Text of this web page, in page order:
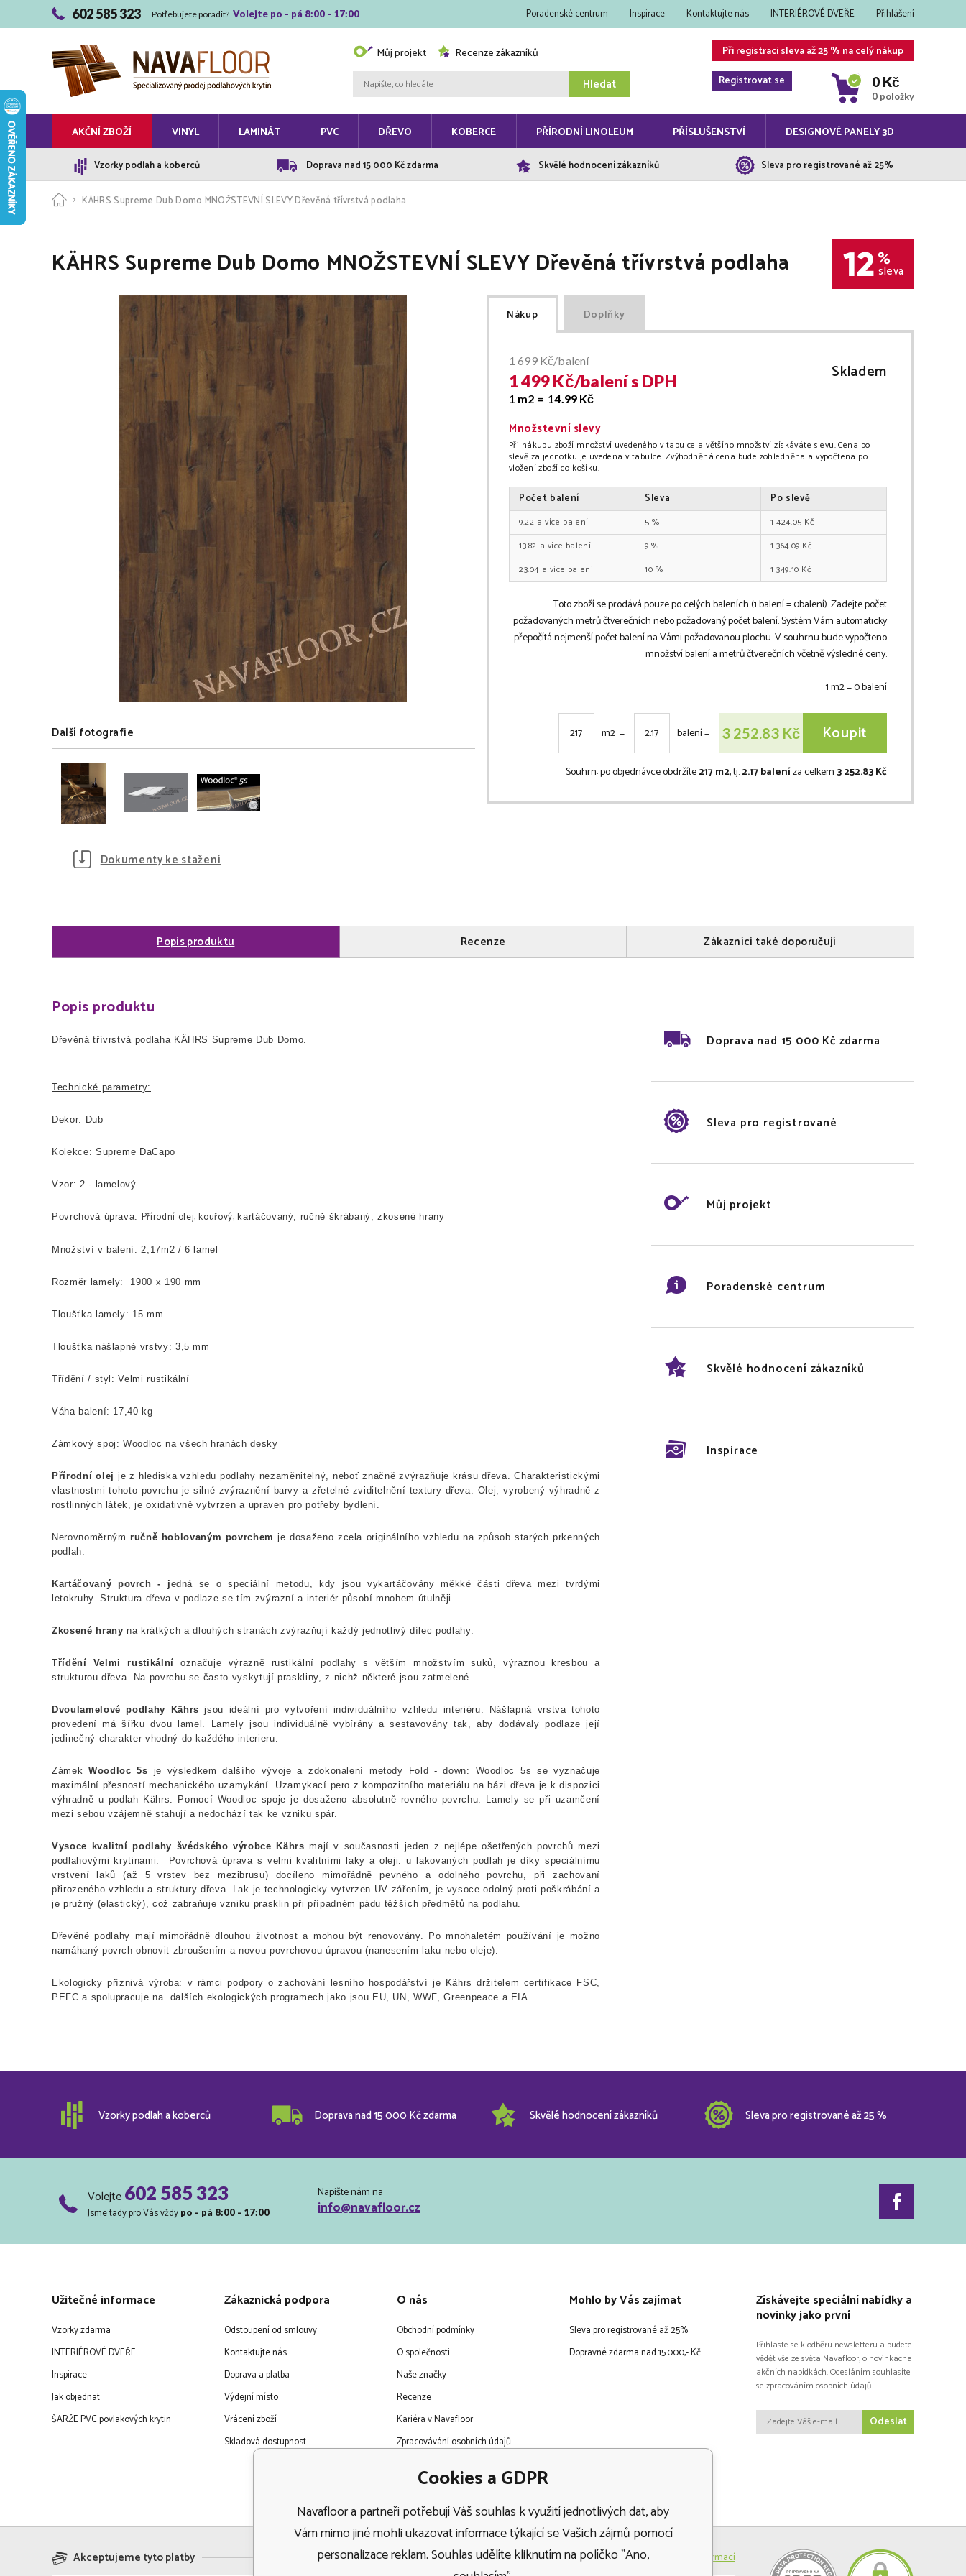
602 585 323 Potřebujete poradit? Volejte po - pá 8:00 - 17:00 Poradenské centrum Inspirace Kontaktujte nás INTERIÉROVÉ DVEŘE Přihlášení
Můj projekt Recenze zákazníků
Hledat
Při registraci sleva až 25 % na celý nákup
Registrovat se
0 Kč
0 položky
AKČNÍ ZBOŽÍ VINYL LAMINÁT PVC DŘEVO KOBERCE PŘÍRODNÍ LINOLEUM PŘÍSLUŠENSTVÍ DESIGNOVÉ PANELY 3D
Vzorky podlah a koberců Doprava nad 15 000 Kč zdarma Skvělé hodnocení zákazníků Sleva pro registrované až 25%
KÄHRS Supreme Dub Domo MNOŽSTEVNÍ SLEVY Dřevěná třívrstvá podlaha
KÄHRS Supreme Dub Domo MNOŽSTEVNÍ SLEVY Dřevěná třívrstvá podlaha 12 %
sleva
Další fotografie
Dokumenty ke stažení
Nákup Doplňky
1 699Kč/balení
1 499Kč/balenís DPH
1 m2 = 14.99 Kč
Skladem
Množstevní slevy
Při nákupu zboží množství uvedeného v tabulce a většího množství získáváte slevu. Cena po
slevě za jednotku je uvedena v tabulce. Zvýhodněná cena bude zohledněna a vypočtena po
vložení zboží do košíku.
Počet balení Sleva Po slevě
9.22 balení 5 % 1 424.05 Kč
13.82
balení 9 % 1 364.09 Kč
23.04
balení 10 % 1 349.10 Kč
Toto zboží se prodává pouze po celých baleních (1 balení =0balení). Zadejte počet
požadovaných metrů čtverečních nebo požadovaný počet balení. Systém Vám automaticky
přepočítá nejmenší počet balení na Vámi požadovanou plochu. V souhrnu bude vypočteno
množství balení a metrů čtverečních včetně výsledné ceny.
1 m2 =0balení
m2 = balení= 3 252.83Kč Koupit
Souhrn:po objednávce obdržíte217 m2, tj.2.17 baleníza celkem3 252.83 Kč
Popis produktu Recenze Zákazníci také doporučují
Popis produktu
Dřevěná třívrstvá podlaha KÄHRS Supreme Dub Domo.
Technické parametry:
Dekor: Dub
Kolekce: Supreme DaCapo
Vzor: 2 - lamelový
Povrchová úprava: Přírodní olej, kouřový,kartáčovaný, ručně škrábaný, zkosené hrany
Množství v balení: 2,17m2 / 6 lamel
Rozměr lamely: 1900 x 190 mm
Tloušťka lamely: 15 mm
Tloušťka nášlapné vrstvy: 3,5 mm
Třídění / styl: Velmi rustikální
Váha balení: 17,40 kg
Zámkový spoj: Woodloc na všech hranách desky
Přírodní olej je z hlediska vzhledu podlahy nezaměnitelný, neboť značně zvýrazňuje krásu dřeva. Charakteristickými
vlastnostmi tohoto povrchu je silné zvýraznění barvy a zřetelné zviditelnění textury dřeva. Olej, vyrobený výhradně z
rostlinných látek, je oxidativně vytvrzen a upraven pro potřeby bydlení.
Nerovnoměrným ručně hoblovaným povrchem je dosaženo zcela originálního vzhledu na způsob starých prkenných
podlah.
Kartáčovaný povrch - jedná se o speciální metodu, kdy jsou vykartáčovány měkké části dřeva mezi tvrdými
letokruhy. Struktura dřeva v podlaze se tím zvýrazní a interiér působí mnohem útulněji.
Zkosené hrany na krátkých a dlouhých stranách zvýrazňují každý jednotlivý dílec podlahy.
Třídění Velmi rustikálníoznačuje výrazně rustikální podlahy s větším množstvím suků, výraznou kresbou a
strukturou dřeva. Na povrchu se často vyskytují praskliny, z nichž některé jsou zatmelené.
Dvoulamelové podlahy Kährs jsou ideální pro vytvoření individuálního vzhledu interiéru. Nášlapná vrstva tohoto
provedení má šířku dvou lamel. Lamely jsou individuálně vybírány a sestavovány tak, aby dodávaly podlaze její
jedinečný charakter vhodný do každého interieru.
ZámekWoodloc 5s je výsledkem dalšího vývoje a zdokonalení metody Fold - down: Woodloc 5s se vyznačuje
maximální přesností mechanického uzamykání. Uzamykací pero z kompozitního materiálu na bázi dřeva je k dispozici
výhradně u podlah Kährs. Pomocí Woodloc spoje je dosaženo absolutně rovného povrchu. Lamely se při uzamčení
mezi sebou vzájemně stahují a nedochází tak ke vzniku spár.
Vysoce kvalitní podlahy švédského výrobce Kährs mají v současnosti jeden z nejlépe ošetřených povrchů mezi
podlahovými krytinami.
Povrchová úprava s velmi kvalitními laky a oleji: u lakovaných podlah je díky speciálnímu
vrstvení laků (až 5 vrstev bez mezibrusu) docíleno mimořádně pevného a odolného povrchu, při zachovaní
přirozeného vzhledu a struktury dřeva. Lak je technologicky vytvrzen UV zářením, je vysoce odolný proti poškrábání a
je pružný (elastický), což zabraňuje vzniku prasklin při případném pádu těžších předmětů na podlahu.
Dřevěné podlahy mají mimořádně dlouhou životnost a mohou být renovovány. Po mnohaletém používání je možno
namáhaný povrch obnovit zbroušením a novou povrchovou úpravou (nanesením laku nebo oleje).
Ekologicky příznivá výroba: v rámci podpory o zachování lesního hospodářství je Kährs držitelem certifikace FSC,
PEFC a spolupracuje na dalších ekologických programech jako jsou EU, UN, WWF, Greenpeace a EIA.
Doprava nad 15 000 Kč zdarma
Sleva pro registrované
Můj projekt
Poradenské centrum
Skvělé hodnocení zákazníků
Inspirace
Vzorky podlah a koberců Doprava nad 15 000 Kč zdarma Skvělé hodnocení zákazníků Sleva pro registrované až 25 %
Volejte602 585 323
Jsme tady pro Vás vždy po - pá 8:00 - 17:00
Napište nám na
info@navafloor.cz
Užitečné informace
Vzorky zdarma
INTERIÉROVÉ DVEŘE
Inspirace
Jak objednat
ŠARŽE PVC povlakových krytin
Zákaznická podpora
Odstoupení od smlouvy
Kontaktujte nás
Doprava a platba
Výdejní místo
Vrácení zboží
Skladová dostupnost
O nás
Obchodní podmínky
O společnosti
Naše značky
Recenze
Kariéra v Navafloor
Zpracovávání osobních údajů
Mohlo by Vás zajímat
Sleva pro registrované až 25%
Dopravné zdarma nad 15.000,- Kč
Získávejte speciální nabídky a
novinky jako první
Přihlaste se k odběru newsletteru a budete
vědět vše ze světa Navafloor, o novinkácha
akčních nabídkách. Odesláním souhlasíte
se zpracováním osobních údajů.
Odeslat
Akceptujeme tyto platby Doprava Více informací
Cookies a GDPR
Navafloor a partneři potřebují Váš souhlas k využití jednotlivých dat, aby
Vám mimo jiné mohli ukazovat informace týkající se Vašich zájmů pomocí
personalizace reklam. Souhlas udělíte kliknutím na políčko "Ano,